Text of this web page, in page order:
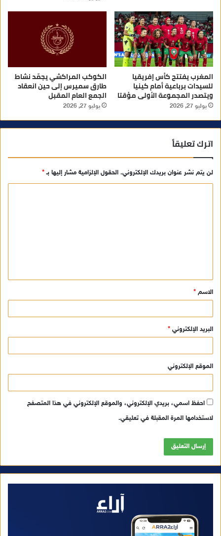
المغرب يفتتح كأس إفريقيا
للسيدات برباعية أمام كينيا
ويتصدر المجموعة الأولى مؤقتا
يوليو 27, 2026
الكوكب المراكشي يجمّد نشاط
طارق سميرس إلى حين انعقاد
الجمع العام المقبل
يوليو 27, 2026
اترك تعليقاً
لن يتم نشر عنوان بريدك الإلكتروني. الحقول الإلزامية مشار إليها بـ*
ق
*
الاسم *
البريد الإلكتروني *
الموقع الإلكتروني
احفظ اسمي، بريدي الإلكتروني، والموقع الإلكتروني في هذا المتصفح
لاستخدامها المرة المقبلة في تعليقي.